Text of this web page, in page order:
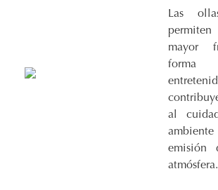
Las
mayor
forma
al
emisión
atmósfera.